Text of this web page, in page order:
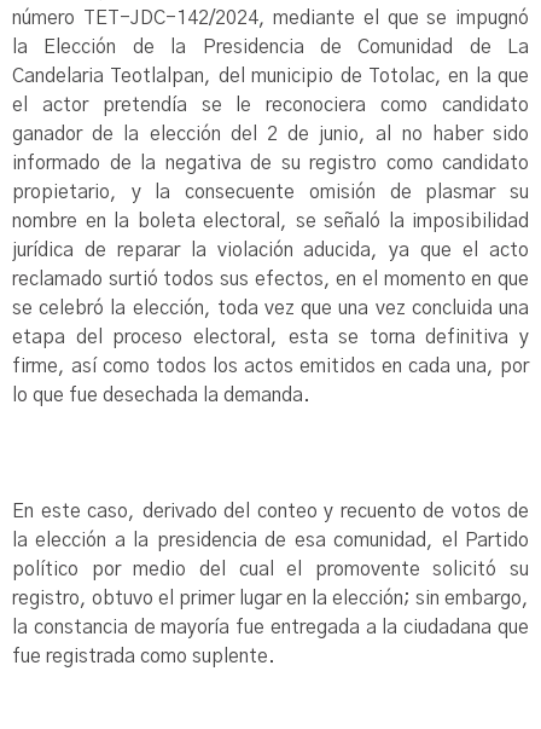
número TET-JDC-142/2024, mediante el que se impugnó
la Elección de la Presidencia de Comunidad de La
Candelaria Teotlalpan, del municipio de Totolac, en la que
el actor pretendía se le reconociera como candidato
ganador de la elección del 2 de junio, al no haber sido
informado de la negativa de su registro como candidato
propietario, y la consecuente omisión de plasmar su
nombre en la boleta electoral, se señaló la imposibilidad
jurídica de reparar la violación aducida, ya que el acto
reclamado surtió todos sus efectos, en el momento en que
se celebró la elección, toda vez que una vez concluida una
etapa del proceso electoral, esta se torna definitiva y
firme, así como todos los actos emitidos en cada una, por
lo que fue desechada la demanda.
En este caso, derivado del conteo y recuento de votos de
la elección a la presidencia de esa comunidad, el Partido
político por medio del cual el promovente solicitó su
registro, obtuvo el primer lugar en la elección; sin embargo,
la constancia de mayoría fue entregada a la ciudadana que
fue registrada como suplente.